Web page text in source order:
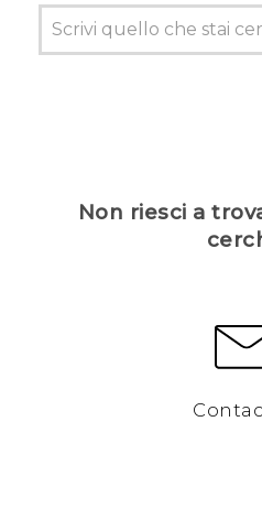
Non riesci a